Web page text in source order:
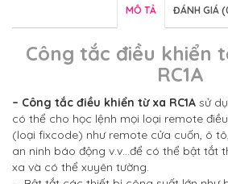
MÔ TẢ ĐÁNH GIÁ
Công tắc điều khiển
RC1A
– Công tắc điều khiển từ xa RC1A sử
có thể cho học lệnh mọi loại remote
(loại fixcode) như remote cửa cuốn, ô
an ninh báo động v.v…để có thể bật tắt
xa và có thể xuyên tường.